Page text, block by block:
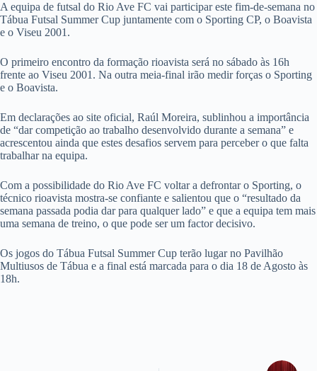
A equipa de futsal do Rio Ave FC vai participar este fim-de-semana no
Tábua Futsal Summer Cup juntamente com o Sporting CP, o Boavista
e o Viseu 2001.
O primeiro encontro da formação rioavista será no sábado às 16h
frente ao Viseu 2001. Na outra meia-final irão medir forças o Sporting
e o Boavista.
Em declarações ao site oficial, Raúl Moreira, sublinhou a importância
de “dar competição ao trabalho desenvolvido durante a semana” e
acrescentou ainda que estes desafios servem para perceber o que falta
trabalhar na equipa.
Com a possibilidade do Rio Ave FC voltar a defrontar o Sporting, o
técnico rioavista mostra-se confiante e salientou que o “resultado da
semana passada podia dar para qualquer lado” e que a equipa tem mais
uma semana de treino, o que pode ser um factor decisivo.
Os jogos do Tábua Futsal Summer Cup terão lugar no Pavilhão
Multiusos de Tábua e a final está marcada para o dia 18 de Agosto às
18h.